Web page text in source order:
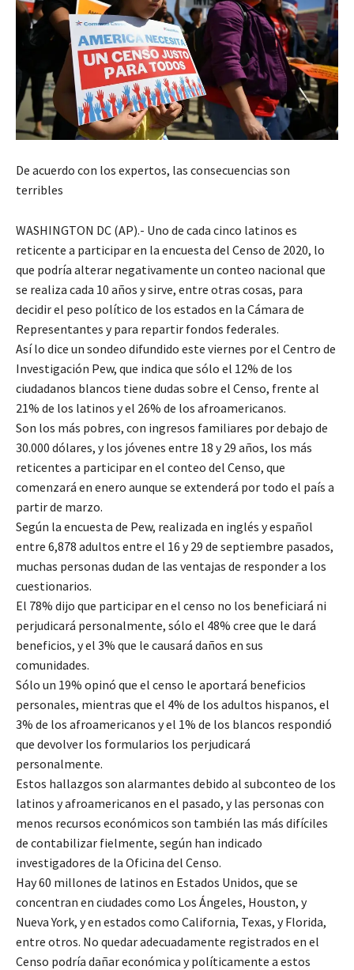
De acuerdo con los expertos, las consecuencias son
terribles
WASHINGTON DC (AP).- Uno de cada cinco latinos es
reticente a participar en la encuesta del Censo de 2020, lo
que podría alterar negativamente un conteo nacional que
se realiza cada 10 años y sirve, entre otras cosas, para
decidir el peso político de los estados en la Cámara de
Representantes y para repartir fondos federales.
Así lo dice un sondeo difundido este viernes por el Centro de
Investigación Pew, que indica que sólo el 12% de los
ciudadanos blancos tiene dudas sobre el Censo, frente al
21% de los latinos y el 26% de los afroamericanos.
Son los más pobres, con ingresos familiares por debajo de
30.000 dólares, y los jóvenes entre 18 y 29 años, los más
reticentes a participar en el conteo del Censo, que
comenzará en enero aunque se extenderá por todo el país a
partir de marzo.
Según la encuesta de Pew, realizada en inglés y español
entre 6,878 adultos entre el 16 y 29 de septiembre pasados,
muchas personas dudan de las ventajas de responder a los
cuestionarios.
El 78% dijo que participar en el censo no los beneficiará ni
perjudicará personalmente, sólo el 48% cree que le dará
beneficios, y el 3% que le causará daños en sus
comunidades.
Sólo un 19% opinó que el censo le aportará beneficios
personales, mientras que el 4% de los adultos hispanos, el
3% de los afroamericanos y el 1% de los blancos respondió
que devolver los formularios los perjudicará
personalmente.
Estos hallazgos son alarmantes debido al subconteo de los
latinos y afroamericanos en el pasado, y las personas con
menos recursos económicos son también las más difíciles
de contabilizar fielmente, según han indicado
investigadores de la Oficina del Censo.
Hay 60 millones de latinos en Estados Unidos, que se
concentran en ciudades como Los Ángeles, Houston, y
Nueva York, y en estados como California, Texas, y Florida,
entre otros. No quedar adecuadamente registrados en el
Censo podría dañar económica y políticamente a estos